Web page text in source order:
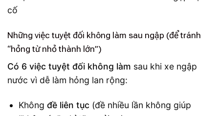
Những việc tuyệt đối không làm sau ngập (để tránh
“hỏng từ nhỏ thành lớn”)
Có 6 việc tuyệt đối không làm sau khi xe ngập
nước vì dễ làm hỏng lan rộng:
Không đề liên tục (đề nhiều lần không giúp